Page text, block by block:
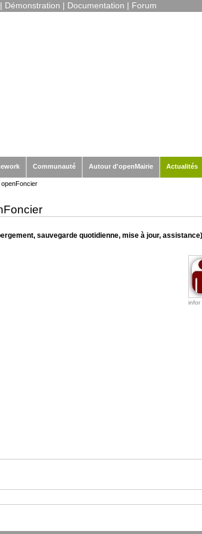
| Démonstration | Documentation | Forum
Communauté Autour d'openMairie Actualités
sauvegarde quotidienne, mise à jour,
infor